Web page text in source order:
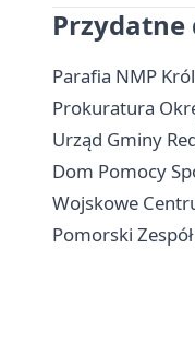
Parafia NMP
Prokuratura
Urząd Gminy
Dom Pomocy
Wojskowe
Pomorski